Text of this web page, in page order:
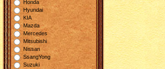
Honda
Hyundai
KIA
Mazda
Mercedes
Mitsubishi
Nissan
SsangYong
Suzuki